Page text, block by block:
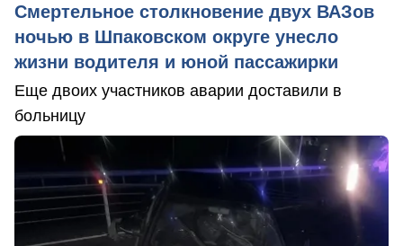
Смертельное столкновение двух ВАЗов
ночью в Шпаковском округе унесло
жизни водителя и юной пассажирки
Еще двоих участников аварии доставили в
больницу